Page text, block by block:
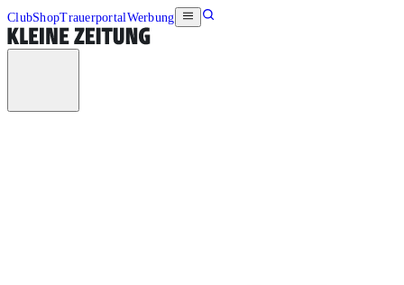
ClubShopTrauerportalWerbung